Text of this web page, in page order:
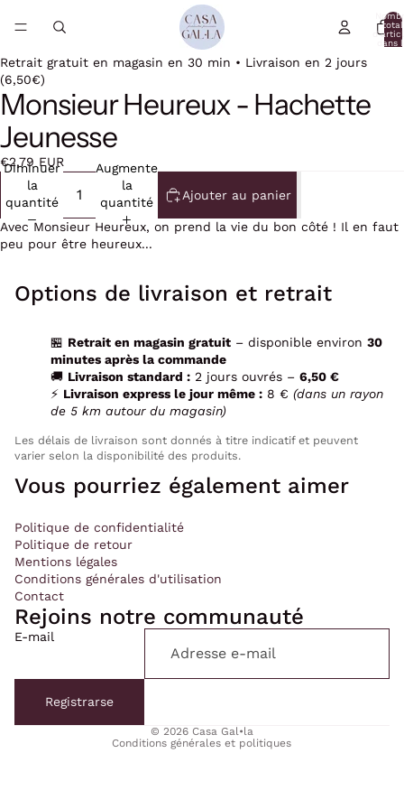
total
dans
Retrait gratuit en magasin en 30 min • Livraison en 2 jours
(6,50€)
Monsieur Heureux - Hachette
Jeunesse
€2,79 EUR
Diminuer
la
quantité
Augmenter
la
quantité
Ajouter au panier
Avec Monsieur Heureux, on prend la vie du bon côté ! Il en faut
peu pour être heureux...
Options de livraison et retrait
🏪 Retrait en magasin gratuit – disponible environ 30
minutes après la commande
🚚 Livraison standard : 2 jours ouvrés – 6,50 €
⚡ Livraison express le jour même : 8 € (dans un rayon
de 5 km autour du magasin)
Les délais de livraison sont donnés à titre indicatif et peuvent
varier selon la disponibilité des produits.
Vous pourriez également aimer
Politique de confidentialité
Politique de retour
Mentions légales
Conditions générales d'utilisation
Contact
Rejoins notre communauté
E-mail
Registrarse
© 2026 Casa Gal•la
Conditions générales et politiques
Politique de confidentialité
Conditions d’utilisation